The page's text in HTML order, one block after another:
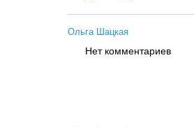
Ольга Шацкая
Нет комментариев